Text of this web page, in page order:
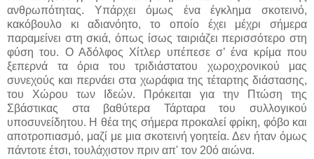
ανθρωπότητας. Υπάρχει όμως ένα έγκλημα σκοτεινό,
κακόβουλο κι αδιανόητο, το οποίο έχει μέχρι σήμερα
παραμείνει στη σκιά, όπως ίσως ταιριάζει περισσότερο στη
φύση του. Ο Αδόλφος Χίτλερ υπέπεσε σ’ ένα κρίμα που
ξεπερνά τα όρια του τριδιάστατου χωροχρονικού μας
συνεχούς και περνάει στα χωράφια της τέταρτης διάστασης,
του Χώρου των Ιδεών. Πρόκειται για την Πτώση της
Σβάστικας στα βαθύτερα Τάρταρα του συλλογικού
υποσυνείδητου. Η θέα της σήμερα προκαλεί φρίκη, φόβο και
αποτροπιασμό, μαζί με μια σκοτεινή γοητεία. Δεν ήταν όμως
πάντοτε έτσι, τουλάχιστον πριν απ' τον 20ό αιώνα.